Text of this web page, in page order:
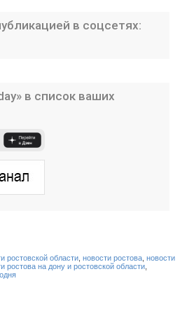
в соцсетях:
в список ваших
ростовской области новости ростова новости
ростова на дону и ростовской области